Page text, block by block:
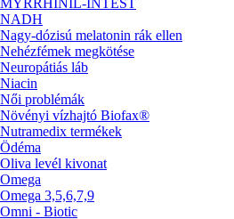
MYRRHINIL-INTEST
NADH
Nagy-dózisú melatonin rák ellen
Nehézfémek megkötése
Neuropátiás láb
Niacin
Női problémák
Növényi vízhajtó Biofax®
Nutramedix termékek
Ödéma
Oliva levél kivonat
Omega
Omega 3,5,6,7,9
Omni - Biotic